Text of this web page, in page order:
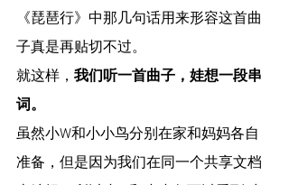
《琵琶行》中那几句话用来形容这首曲
子真是再贴切不过。
就这样， 我们听一首曲子，娃想一段串
词。
虽然小W和小小鸟分别在家和妈妈各自
准备，但是因为我们在同一个共享文档